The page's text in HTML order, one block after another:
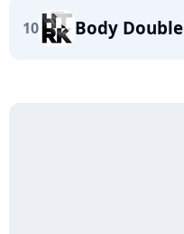
10 Body Double